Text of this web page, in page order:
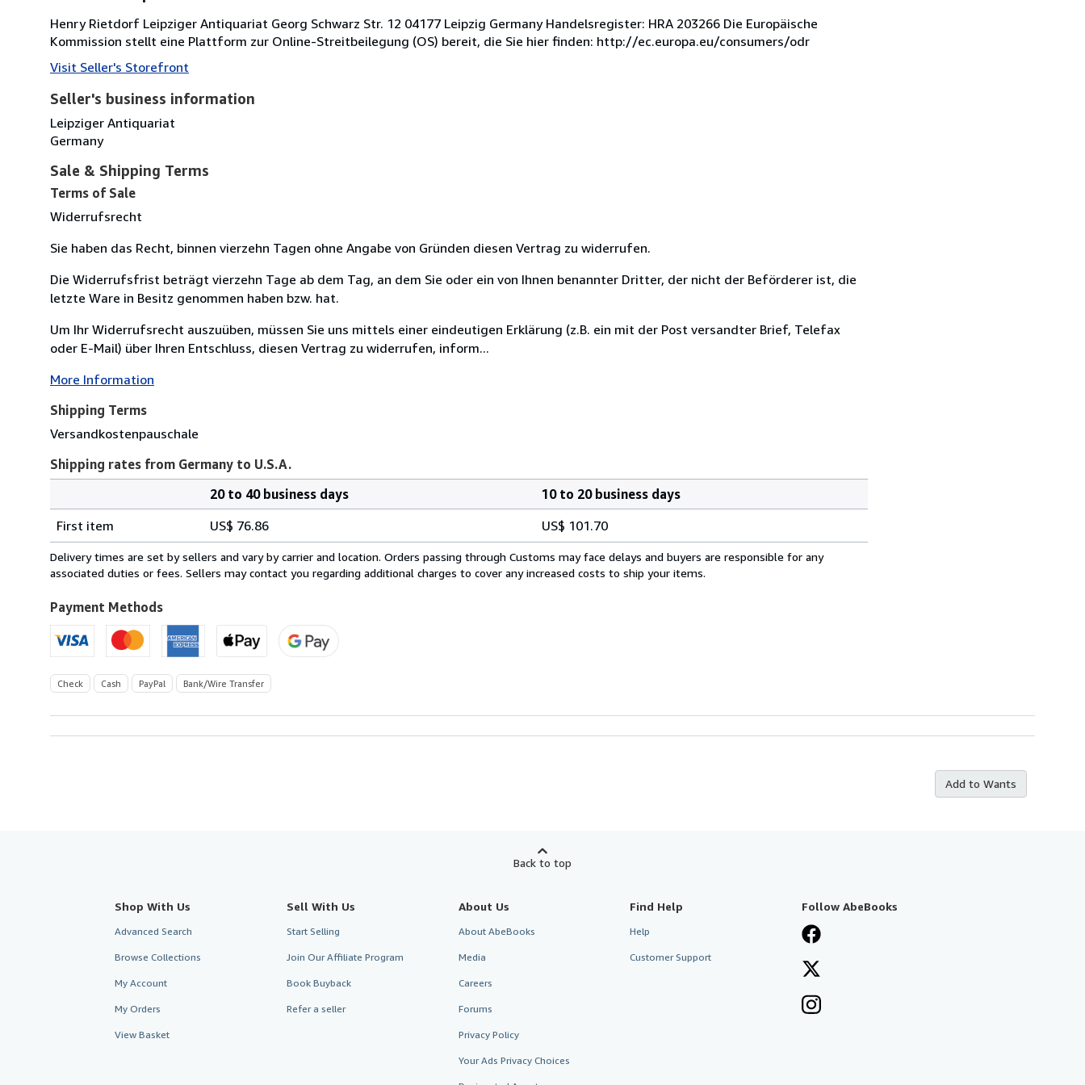
Henry Rietdorf Leipziger Antiquariat Georg Schwarz Str. 12 04177 Leipzig Germany Handelsregister: HRA 203266 Die Europäische
Kommission stellt eine Plattform zur Online-Streitbeilegung (OS) bereit, die Sie hier finden: http://ec.europa.eu/consumers/odr
Visit Seller's Storefront
Seller's business information
Leipziger Antiquariat
Germany
Sale & Shipping Terms
Terms of Sale
Widerrufsrecht
Sie haben das Recht, binnen vierzehn Tagen ohne Angabe von Gründen diesen Vertrag zu widerrufen.
Die Widerrufsfrist beträgt vierzehn Tage ab dem Tag, an dem Sie oder ein von Ihnen benannter Dritter, der nicht der Beförderer ist, die
letzte Ware in Besitz genommen haben bzw. hat.
Um Ihr Widerrufsrecht auszuüben, müssen Sie uns mittels einer eindeutigen Erklärung (z.B. ein mit der Post versandter Brief, Telefax
oder E-Mail) über Ihren Entschluss, diesen Vertrag zu widerrufen, inform...
More Information
Shipping Terms
Versandkostenpauschale
Shipping rates from Germany to U.S.A.
rates
from
Germany
U.S.A.
20 to 40 business days
10 to 20 business days
First item
US$ 76.86 US$ 101.70
Delivery times are set by sellers and vary by carrier and location. Orders passing through Customs may face delays and buyers are responsible for any
associated duties or fees. Sellers may contact you regarding additional charges to cover any increased costs to ship your items.
Payment Methods
Check Cash PayPal Bank/Wire Transfer
Add to Wants
Back to top
Shop With Us
Advanced Search
Browse Collections
My Account
My Orders
View Basket
Sell With Us
Start Selling
Join Our Affiliate Program
Book Buyback
Refer a seller
About Us
About AbeBooks
Media
Careers
Forums
Privacy Policy
Your Ads Privacy Choices
Find Help
Help
Customer Support
Follow AbeBooks